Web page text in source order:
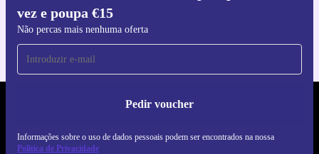
vez e poupa €15
Não percas mais nenhuma oferta
Pedir voucher
Informações sobre o uso de dados pessoais podem ser encontrados na nossa
Política de Privacidade
Para iOS e Android
REFURBED PORTUGAL - RETHINK NEW.
SEGUE-NOS